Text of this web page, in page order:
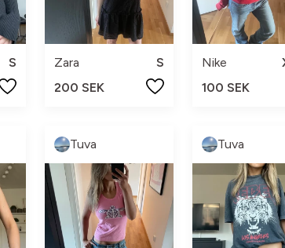
S
Zara
S
200 SEK
Nike
100 SEK
Tuva Tuva